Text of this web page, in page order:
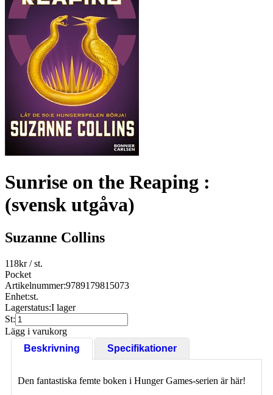
Sunrise on the Reaping :
(svensk utgåva)
Suzanne Collins
118kr/ st.
Pocket
Artikelnummer:9789179815073
Enhet:st.
Lagerstatus:I lager
St:
Lägg i varukorg
Beskrivning
Specifikationer
Den fantastiska femte boken i Hunger Games-serien är här!